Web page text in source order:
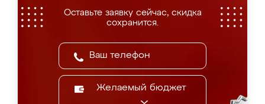
Оставьте заявку сейчас, скидка
сохранится.
Желаемый бюджет